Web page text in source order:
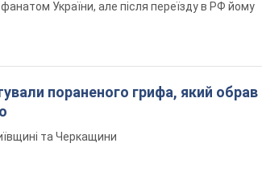
України, але після переїзду в РФ йому
пораненого грифа, який
та Черкащини